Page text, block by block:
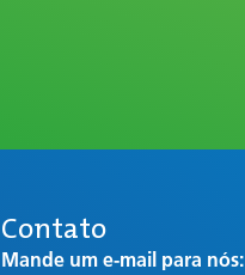
Contato
Mande um e-mail para nós: